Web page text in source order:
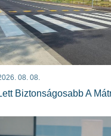
08. 08.
Biztonságosabb A